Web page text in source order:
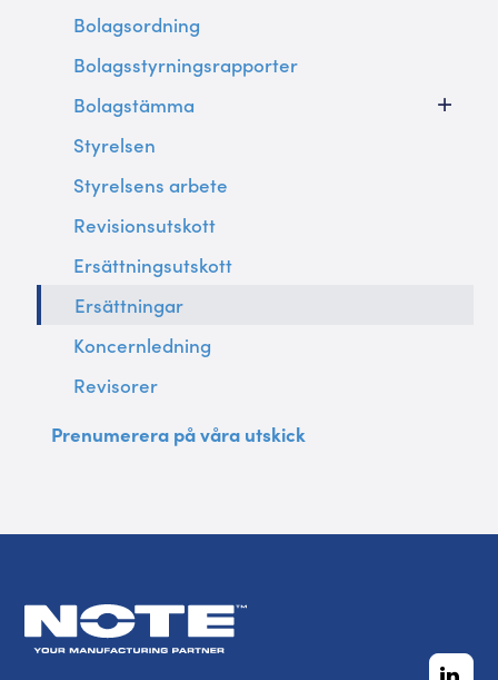
Bolagsordning
Bolagsstyrningsrapporter
Bolagstämma
Styrelsen
Styrelsens arbete
Revisionsutskott
Ersättningsutskott
Ersättningar
Koncernledning
Revisorer
Prenumerera på våra utskick